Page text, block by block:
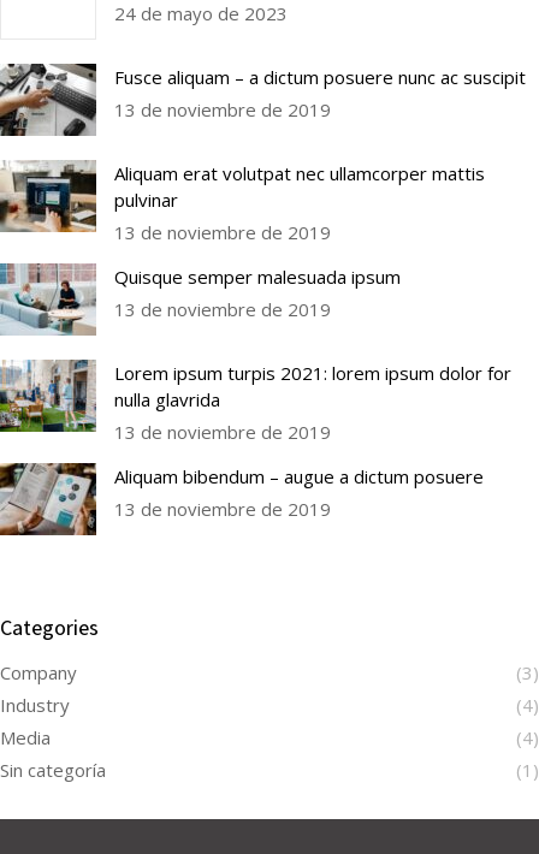
24 de mayo de 2023
Fusce aliquam – a dictum posuere nunc ac suscipit
13 de noviembre de 2019
Aliquam erat volutpat nec ullamcorper mattis
pulvinar
13 de noviembre de 2019
Quisque semper malesuada ipsum
13 de noviembre de 2019
Lorem ipsum turpis 2021: lorem ipsum dolor for
nulla glavrida
13 de noviembre de 2019
Aliquam bibendum – augue a dictum posuere
13 de noviembre de 2019
Categories
Company
(3)
Industry
(4)
Media
(4)
Sin categoría
(1)